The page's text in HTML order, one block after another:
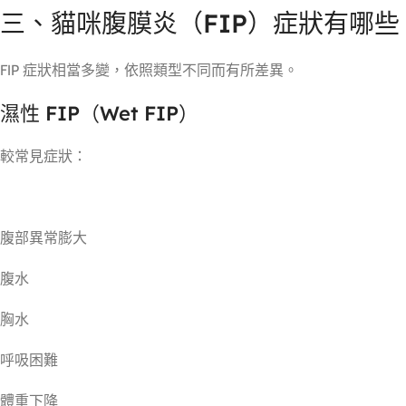
三、貓咪腹膜炎（FIP）症狀有哪些
FIP 症狀相當多變，依照類型不同而有所差異。
濕性 FIP（Wet FIP）
較常見症狀：
腹部異常膨大
腹水
胸水
呼吸困難
體重下降